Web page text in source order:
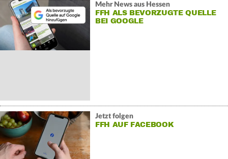
Mehr News aus Hessen
FFH ALS BEVORZUGTE QUELLE
BEI GOOGLE
Jetzt folgen
FFH AUF FACEBOOK